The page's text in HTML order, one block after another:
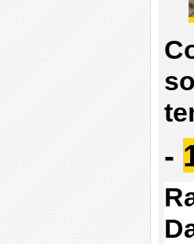
-
D